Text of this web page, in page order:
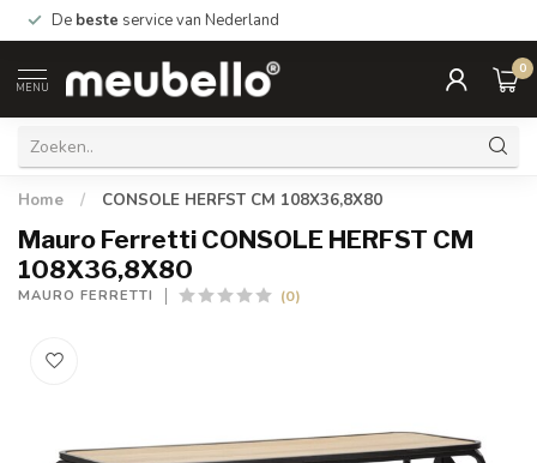
De beste service van Nederland
MENU
0
Home / CONSOLE HERFST CM 108X36,8X80
Mauro Ferretti CONSOLE HERFST CM
108X36,8X80
MAURO FERRETTI (0)